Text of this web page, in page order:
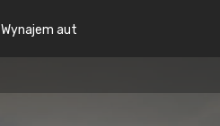
Wynajem aut